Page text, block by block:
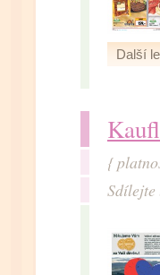
Další
{
Sdílejte